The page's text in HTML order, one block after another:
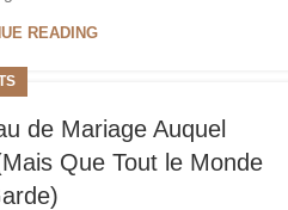
READING
de Mariage Auquel
Que Tout le Monde